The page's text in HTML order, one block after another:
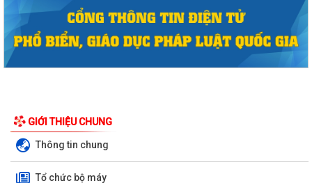
Phường Hồng Bàng tổng kết và trao giải Cuộc thi chính luận về bảo vệ